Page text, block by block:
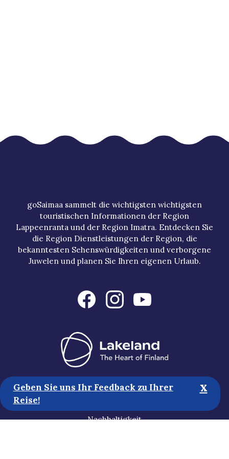
goSaimaa sammelt die wichtigsten wichtigsten
touristischen Informationen der Region
Lappeenranta und der Region Imatra. Entdecken Sie
die Region Dienstleistungen der Region, die
bekanntesten Sehenswürdigkeiten und verborgene
Juwelen und planen Sie Ihren eigenen Urlaub.
Touristische Informationen
Nachhaltigkeit
Geben Sie uns Ihr Feedback zu Ihrer
Reise!
x